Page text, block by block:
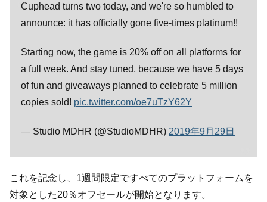
Cuphead turns two today, and we're so humbled to
announce: it has officially gone five-times platinum!!
Starting now, the game is 20% off on all platforms for
a full week. And stay tuned, because we have 5 days
of fun and giveaways planned to celebrate 5 million
copies sold! pic.twitter.com/oe7uTzY62Y
— Studio MDHR (@StudioMDHR) 2019年9月29日
これを記念し、1週間限定ですべてのプラットフォームを
対象とした20％オフセールが開始となります。